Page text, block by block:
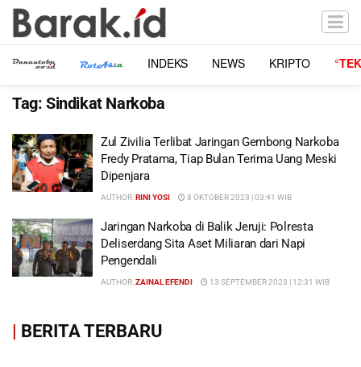
INDEKS NEWS KRIPTO
Tag: Sindikat Narkoba
Zul Zivilia Terlibat Jaringan Gembong Narkoba
Fredy Pratama, Tiap Bulan Terima Uang Meski
Dipenjara
AUTHOR:RINI YOSI 8 OKTOBER 2023 | 03:41 WIB
Jaringan Narkoba di Balik Jeruji: Polresta
Deliserdang Sita Aset Miliaran dari Napi
Pengendali
AUTHOR:ZAINAL EFENDI 13 SEPTEMBER 2023 | 12:31 WIB
| BERITA TERBARU